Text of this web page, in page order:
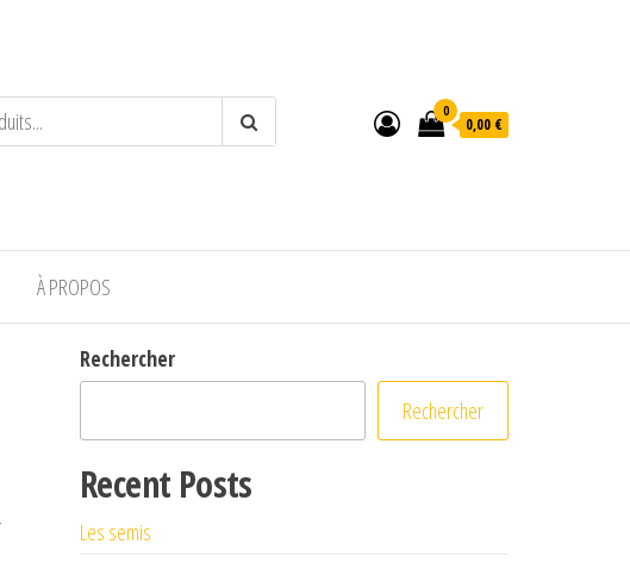
0
0,00 €
À PROPOS
Rechercher
Rechercher
Recent Posts
Les semis